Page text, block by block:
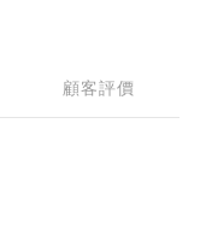
顧客評價